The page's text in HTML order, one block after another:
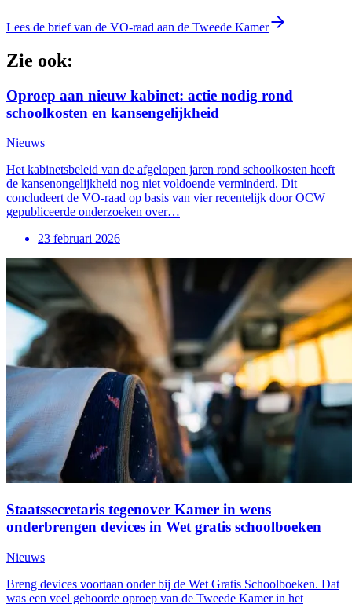
Lees de brief van de VO-raad aan de Tweede Kamer
Zie ook:
Oproep aan nieuw kabinet: actie nodig rond
schoolkosten en kansengelijkheid
Nieuws
Het kabinetsbeleid van de afgelopen jaren rond schoolkosten heeft
de kansenongelijkheid nog niet voldoende verminderd. Dit
concludeert de VO-raad op basis van vier recentelijk door OCW
gepubliceerde onderzoeken over…
23 februari 2026
Staatssecretaris tegenover Kamer in wens
onderbrengen devices in Wet gratis schoolboeken
Nieuws
Breng devices voortaan onder bij de Wet Gratis Schoolboeken. Dat
was een veel gehoorde oproep van de Tweede Kamer in het